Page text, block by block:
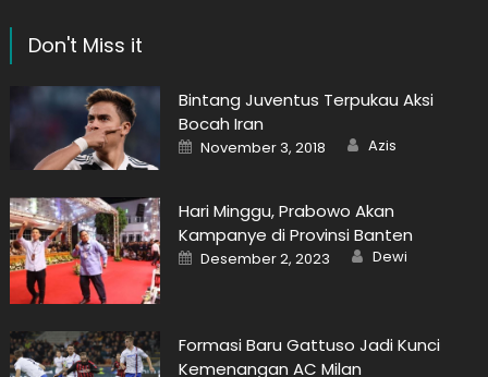
Don't Miss it
Bintang Juventus Terpukau Aksi
Bocah Iran
Posted
on
November 3, 2018 Author
Azis
Hari Minggu, Prabowo Akan
Kampanye di Provinsi Banten
Posted
on
Desember 2, 2023 Author
Dewi
Formasi Baru Gattuso Jadi Kunci
Kemenangan AC Milan